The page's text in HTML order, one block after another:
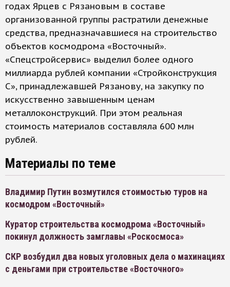
годах Ярцев с Рязановым в составе
организованной группы растратили денежные
средства, предназначавшиеся на строительство
объектов космодрома «Восточный».
«Спецстройсервис» выделил более одного
миллиарда рублей компании «Стройконструкция
С», принадлежавшей Рязанову, на закупку по
искусственно завышенным ценам
металлоконструкций. При этом реальная
стоимость материалов составляла 600 млн
рублей.
Материалы по теме
Владимир Путин возмутился стоимостью туров на
космодром «Восточный»
Куратор строительства космодрома «Восточный»
покинул должность замглавы «Роскосмоса»
СКР возбудил два новых уголовных дела о махинациях
с деньгами при строительстве «Восточного»